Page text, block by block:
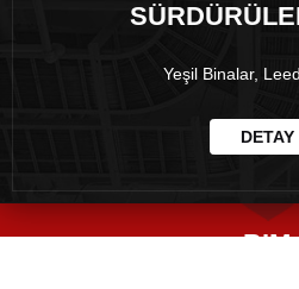
Yeşil Binalar,
DETAY
BIM